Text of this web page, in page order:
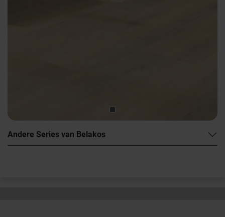
Andere Series van Belakos